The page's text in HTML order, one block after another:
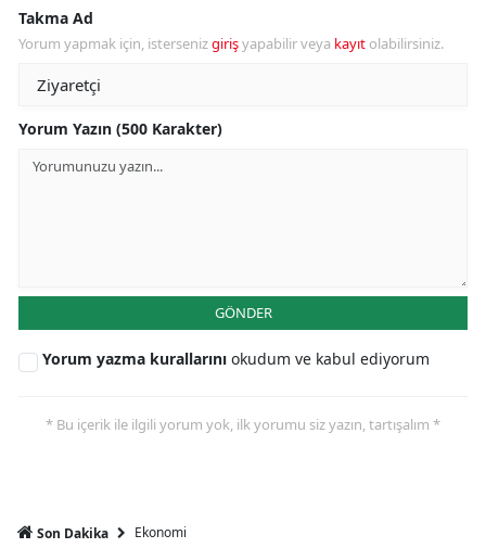
Takma Ad
Yorum yapmak için, istersenizgirişyapabilir veya kayıt olabilirsiniz.
Yorum Yazın (500 Karakter)
GÖNDER
Yorum yazma kurallarını okudum ve kabul ediyorum
* Bu içerik ile ilgili yorum yok, ilk yorumu siz yazın, tartışalım *
Son Dakika Ekonomi